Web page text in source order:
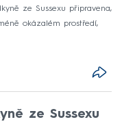
ze Sussexu připravena,
okázalém prostředí,
ze Sussexu